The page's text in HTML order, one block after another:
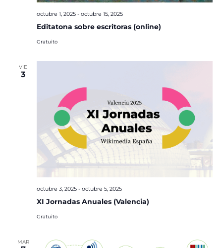
Editatona sobre escritoras (online)
octubre 1, 2025- octubre 15, 2025
Gratuito
VIE
3
XI Jornadas Anuales (Valencia)
octubre 3, 2025- octubre 5, 2025
Gratuito
MAR